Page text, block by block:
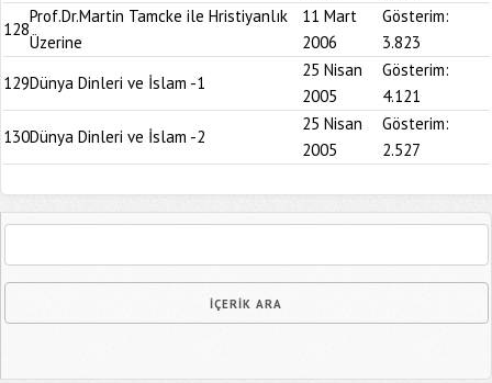
128
Prof.Dr.Martin Tamcke ile Hristiyanlık
Üzerine
11 Mart
2006
Gösterim:
3.823
129Dünya Dinleri ve İslam -1
25 Nisan
2005
Gösterim:
4.121
130Dünya Dinleri ve İslam -2
25 Nisan
2005
Gösterim:
2.527